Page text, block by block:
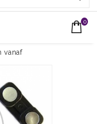
0
vanaf